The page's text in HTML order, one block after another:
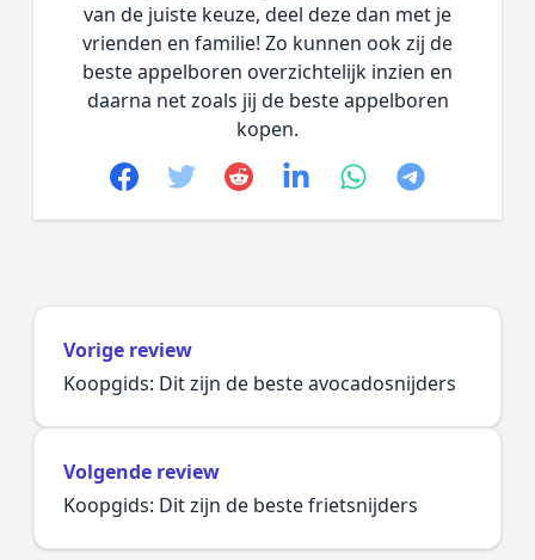
van de juiste keuze, deel deze dan met je
vrienden en familie! Zo kunnen ook zij de
beste appelboren overzichtelijk inzien en
daarna net zoals jij de beste appelboren
kopen.
Facebook
TwitterRedditlinkedinwhatsapp
telegram
Vorige review
Koopgids: Dit zijn de beste avocadosnijders
Volgende review
Koopgids: Dit zijn de beste frietsnijders